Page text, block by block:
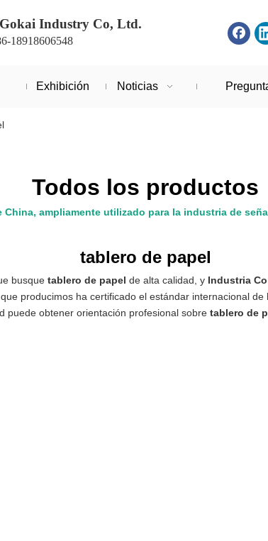
Industry Co, Ltd.
18918606548
Exhibición Noticias
Todos los productos
China, ampliamente utilizado para la industria de
tablero de papel
busque tablero de papel de alta calidad, y Industria
que producimos ha certificado el estándar internacional
puede obtener orientación profesional sobre tablero de